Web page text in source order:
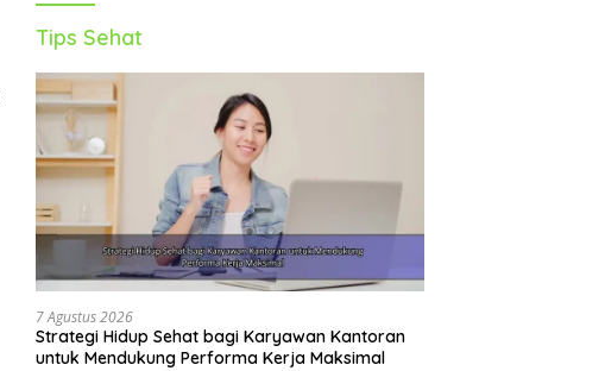
Tips Sehat
7 Agustus 2026
Strategi Hidup Sehat bagi Karyawan Kantoran
untuk Mendukung Performa Kerja Maksimal